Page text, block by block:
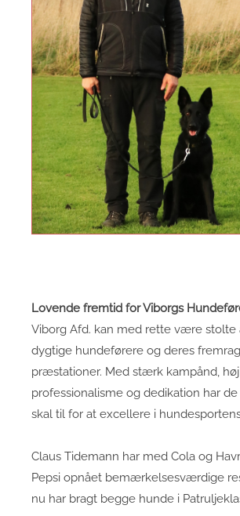
Lovende fremtid for Viborgs
Viborg Afd. kan med rette være stolte
dygtige hundeførere og deres
præstationer. Med stærk kampånd, høj
professionalisme og dedikation har
skal til for at excellere i
Claus Tidemann har med Cola og
Pepsi opnået bemærkelsesværdige
nu har bragt begge hunde i